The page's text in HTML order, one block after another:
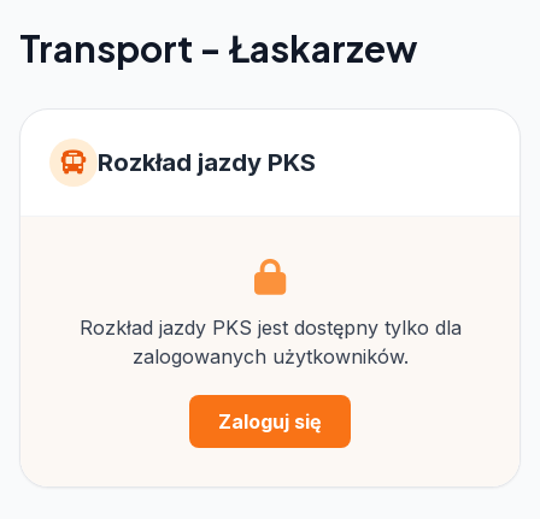
Transport - Łaskarzew
Rozkład jazdy PKS
Rozkład jazdy PKS jest dostępny tylko dla
zalogowanych użytkowników.
Zaloguj się